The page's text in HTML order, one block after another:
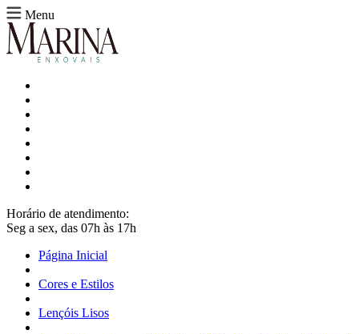
Menu
Horário de atendimento:
Seg a sex, das 07h às 17h
Página Inicial
Cores e Estilos
Lençóis Lisos